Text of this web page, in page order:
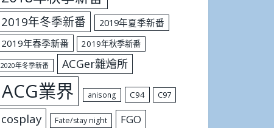
2019年冬季新番
2019年夏季新番
2019年春季新番
2019年秋季新番
2020年冬季新番 ACGer雜燴所
ACG業界 anisong C94 C97
cosplay Fate/stay night FGO